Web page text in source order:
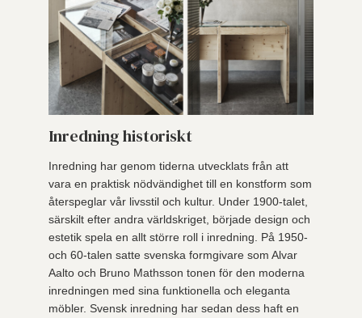
Inredning historiskt
Inredning har genom tiderna utvecklats från att
vara en praktisk nödvändighet till en konstform som
återspeglar vår livsstil och kultur. Under 1900-talet,
särskilt efter andra världskriget, började design och
estetik spela en allt större roll i inredning. På 1950-
och 60-talen satte svenska formgivare som Alvar
Aalto och Bruno Mathsson tonen för den moderna
inredningen med sina funktionella och eleganta
möbler. Svensk inredning har sedan dess haft en